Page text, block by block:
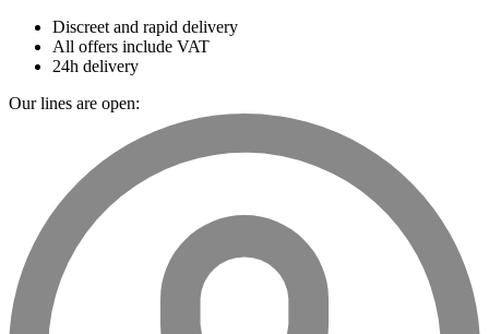
Discreet and rapid delivery
All offers include VAT
24h delivery
Our lines are open: